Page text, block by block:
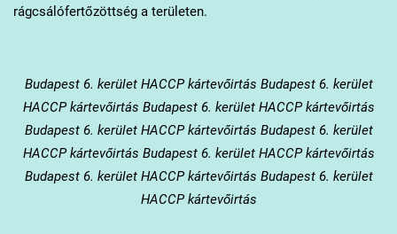
rágcsálófertőzöttség a területen.
Budapest 6. kerületHACCP kártevőirtás Budapest 6. kerület
HACCP kártevőirtás Budapest 6. kerület HACCP kártevőirtás
Budapest 6. kerület HACCP kártevőirtás Budapest 6. kerület
HACCP kártevőirtás Budapest 6. kerület HACCP kártevőirtás
Budapest 6. kerület HACCP kártevőirtás Budapest 6. kerület
HACCP kártevőirtás